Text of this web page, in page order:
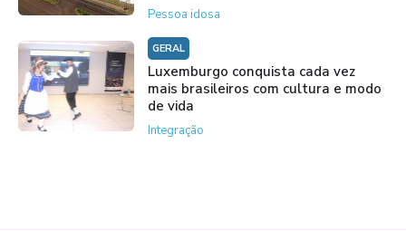
Pessoa idosa
GERAL
Luxemburgo conquista cada vez
mais brasileiros com cultura e modo
de vida
Integração